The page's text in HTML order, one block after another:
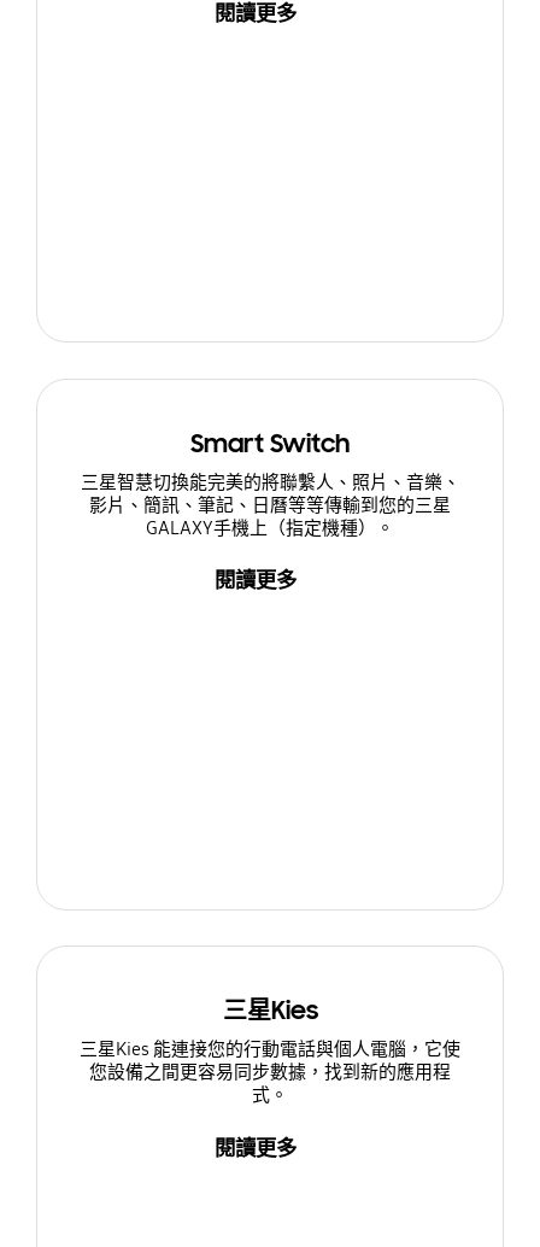
閱讀更多
Smart Switch
三星智慧切換能完美的將聯繫人、照片、音樂、
影片、簡訊、筆記、日曆等等傳輸到您的三星
GALAXY手機上（指定機種）。
閱讀更多
三星Kies
三星Kies 能連接您的行動電話與個人電腦，它使
您設備之間更容易同步數據，找到新的應用程
式。
閱讀更多